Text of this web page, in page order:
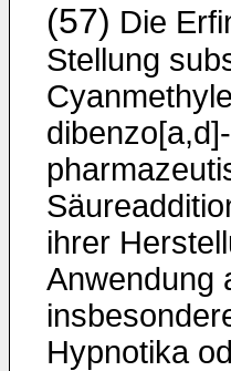
(57) Die
Stellung
ihrer
Anwendung
Hypnotika